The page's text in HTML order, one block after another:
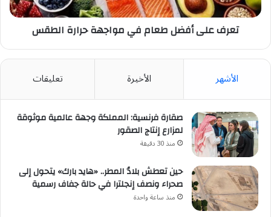
تعرف على أفضل طعام في مواجهة حرارة الطقس
الأشهر الأخيرة تعليقات
صقارة فرنسية: المملكة وجهة عالمية موثوقة
لمزارع إنتاج الصقور
منذ 30 دقيقة
حين تعطش بلادُ المطر.. «هايد بارك» يتحول إلى
صحراء ونصف إنجلترا في حالة جفاف رسمية
منذ ساعة واحدة